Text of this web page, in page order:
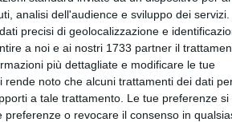
analisi dell'audience e sviluppo dei servizi.
precisi di geolocalizzazione e
a noi e ai nostri 1733 partner il
più dettagliate e modificare le tue
rende noto che alcuni trattamenti dei dati
a tale trattamento. Le tue preferenze si
o revocare il consenso in
Melpignano,
Rotondo,